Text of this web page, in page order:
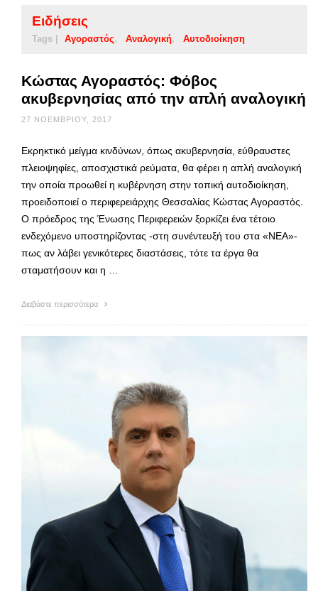
Ειδήσεις
Tags | Αγοραστός Αναλογική Αυτοδιοίκηση
Κώστας Αγοραστός: Φόβος
ακυβερνησίας από την απλή αναλογική
27 ΝΟΕΜΒΡΊΟΥ, 2017
Εκρηκτικό μείγμα κινδύνων, όπως ακυβερνησία, εύθραυστες
πλειοψηφίες, αποσχιστικά ρεύματα, θα φέρει η απλή αναλογική
την οποία προωθεί η κυβέρνηση στην τοπική αυτοδιοίκηση,
προειδοποιεί ο περιφερειάρχης Θεσσαλίας Κώστας Αγοραστός.
Ο πρόεδρος της Ένωσης Περιφερειών ξορκίζει ένα τέτοιο
ενδεχόμενο υποστηρίζοντας -στη συνέντευξή του στα «ΝΕΑ»-
πως αν λάβει γενικότερες διαστάσεις, τότε τα έργα θα
σταματήσουν και η …
Διαβάστε περισσότερα